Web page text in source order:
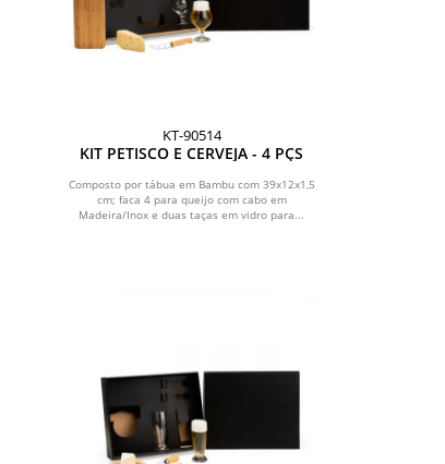
KT-90514
KIT PETISCO E CERVEJA - 4 PÇS
Composto por tábua em Bambu com 39x12x1,5
cm; faca 4 para queijo com cabo em
Madeira/Inox e duas taças em vidro para...